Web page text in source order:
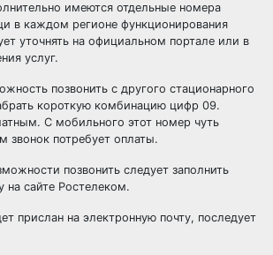
имеются отдельные номера
в каждом регионе функционирования
уточнять на официальном портале или в
услуг.
позвонить с другого стационарного
короткую комбинацию цифр 09.
С мобильного этот номер чуть
звонок потребует оплаты.
позвонить следует заполнить
на сайте Ростелеком.
прислан на электронную почту, последует